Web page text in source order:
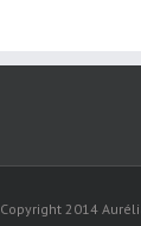
Copyright 2014